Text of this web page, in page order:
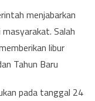
menjabarkan
Salah
libur
Tahun Baru
pada tanggal 24